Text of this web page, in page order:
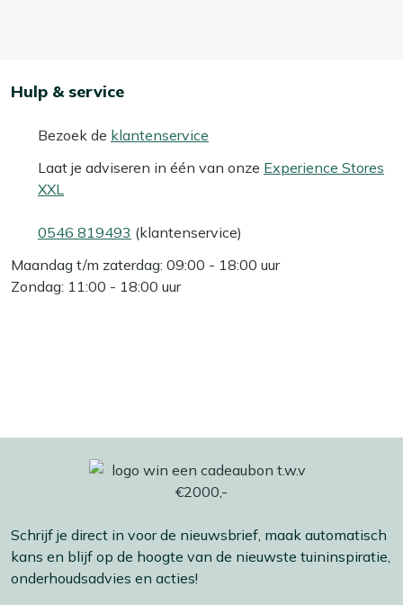
Hulp & service
Bezoek de klantenservice
Laat je adviseren in één van onze Experience Stores
XXL
0546 819493 (klantenservice)
Maandag t/m zaterdag: 09:00 - 18:00 uur
Zondag: 11:00 - 18:00 uur
Schrijf je direct in voor de nieuwsbrief, maak automatisch
kans en blijf op de hoogte van de nieuwste tuininspiratie,
onderhoudsadvies en acties!